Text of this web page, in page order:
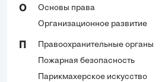
О
Основы права
Организационное развитие
Правоохранительные органы
Пожарная безопасность
Парикмахерское искусство